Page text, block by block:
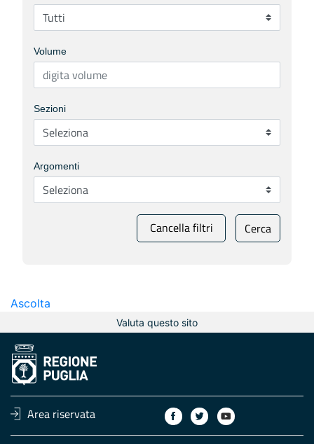
Volume
Sezioni
Argomenti
Cancella filtri Cerca
Ascolta
Valuta questo sito
Area riservata